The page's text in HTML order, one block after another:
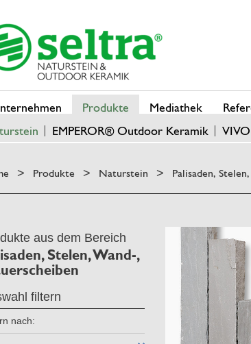
Produkte
EMPEROR® Outdoor Keramik
Mediathek
> Produkte > Naturstein > Palisaden,
aus dem Bereich
Stelen, Wand-,
filtern
nach: